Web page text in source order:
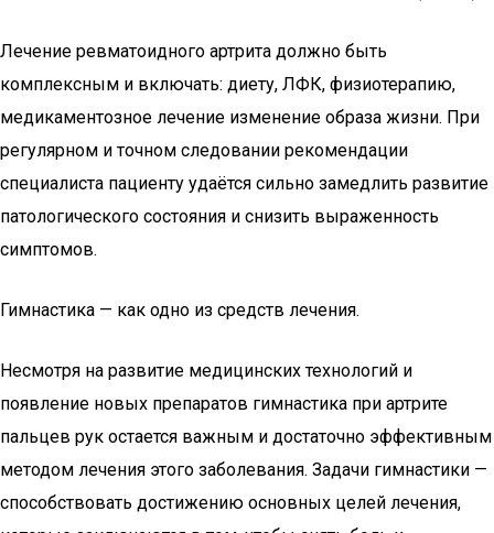
Лечение ревматоидного артрита должно быть
комплексным и включать: диету, ЛФК, физиотерапию,
медикаментозное лечение изменение образа жизни. При
регулярном и точном следовании рекомендации
специалиста пациенту удаётся сильно замедлить развитие
патологического состояния и снизить выраженность
симптомов.
Гимнастика — как одно из средств лечения.
Несмотря на развитие медицинских технологий и
появление новых препаратов гимнастика при артрите
пальцев рук остается важным и достаточно эффективным
методом лечения этого заболевания. Задачи гимнастики —
способствовать достижению основных целей лечения,